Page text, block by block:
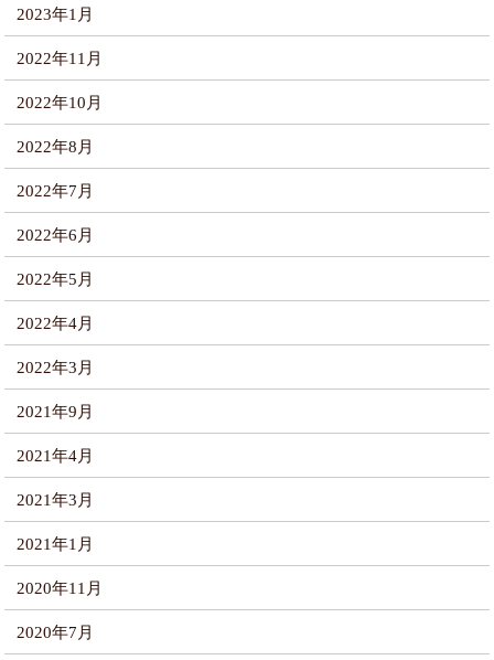
2023年1月
2022年11月
2022年10月
2022年8月
2022年7月
2022年6月
2022年5月
2022年4月
2022年3月
2021年9月
2021年4月
2021年3月
2021年1月
2020年11月
2020年7月